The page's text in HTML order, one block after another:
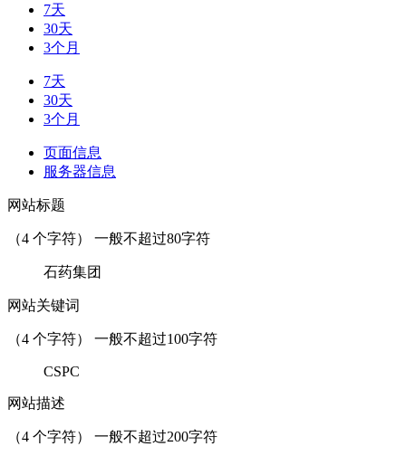
7天
30天
3个月
7天
30天
3个月
页面信息
服务器信息
网站标题
（4 个字符） 一般不超过80字符
石药集团
网站关键词
（4 个字符） 一般不超过100字符
CSPC
网站描述
（4 个字符） 一般不超过200字符